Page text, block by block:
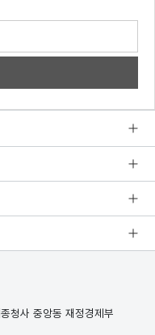
청사 중앙동 재정경제부